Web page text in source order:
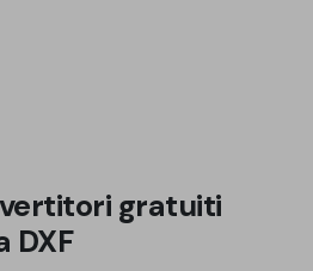
gratuiti
DXF